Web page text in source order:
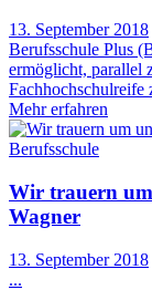
13. September 2018
Berufsschule Plus
ermöglicht, parallel
Fachhochschulreife
Mehr erfahren
Berufsschule
Wir trauern um
Wagner
13. September 2018
...